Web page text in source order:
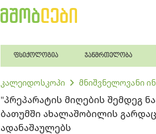
ფსიქოლოგია ჯანმრთელობა
კალეიდოსკოპი მნიშვნელოვანი
"პრეპარატის მიღების შემდეგ
ბათუმში ახალაშობილის
ადანაშაულებს